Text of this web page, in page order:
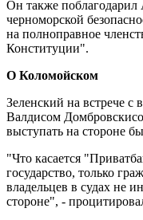
Он также поблагодарил
черноморской
на полноправное
Конституции".
О Коломойском
Зеленский на встрече с
Валдисом
выступать на стороне
"Что касается
государство, только
владельцев в судах не
стороне", -